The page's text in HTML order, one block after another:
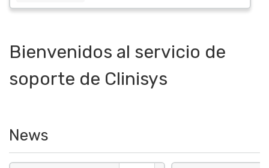
Bienvenidos al servicio de
soporte de Clinisys
News